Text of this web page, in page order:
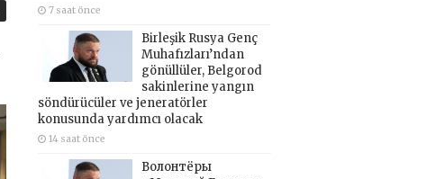
7 saat önce
Birleşik Rusya Genç
Muhafızları’ndan
gönüllüler, Belgorod
sakinlerine yangın
söndürücüler ve jeneratörler
konusunda yardımcı olacak
14 saat önce
Волонтёры